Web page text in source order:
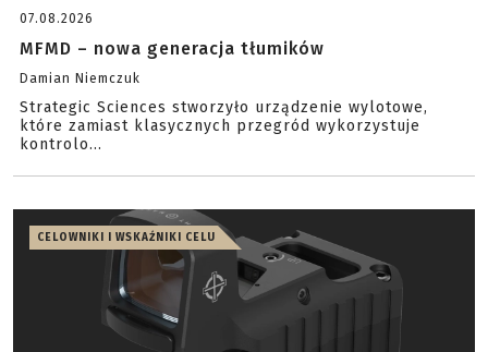
07.08.2026
MFMD – nowa generacja tłumików
Damian Niemczuk
Strategic Sciences stworzyło urządzenie wylotowe,
które zamiast klasycznych przegród wykorzystuje
kontrolo...
CELOWNIKI I WSKAŹNIKI CELU